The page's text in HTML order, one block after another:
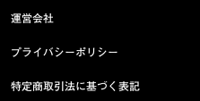
運営会社
プライバシーポリシー
特定商取引法に基づく表記